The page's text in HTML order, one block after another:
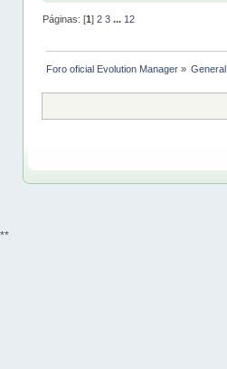
Páginas: [1] 2 3 ... 12
Foro oficial Evolution Manager» General
**